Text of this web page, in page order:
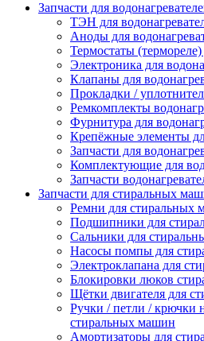
Запчасти для
ТЭН для
Аноды для
Термостаты
Электроника для
Клапаны для
Прокладки /
Ремкомплекты
Фурнитура для
Крепёжные элементы
Запчасти для
Комплектующие для
Запчасти
Запчасти для стиральных
Ремни для стиральных
Подшипники для
Сальники для
Насосы помпы для
Электроклапана для
Блокировки люков
Щётки двигателя для
Ручки / петли / крючки
стиральных машин
Амортизаторы для